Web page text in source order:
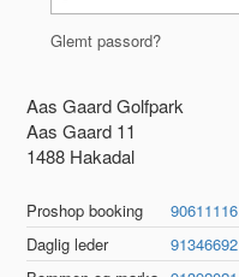
Glemt passord?
Aas Gaard Golfpark
Aas Gaard 11
1488 Hakadal
Proshop booking
90611116
Daglig leder
91346692